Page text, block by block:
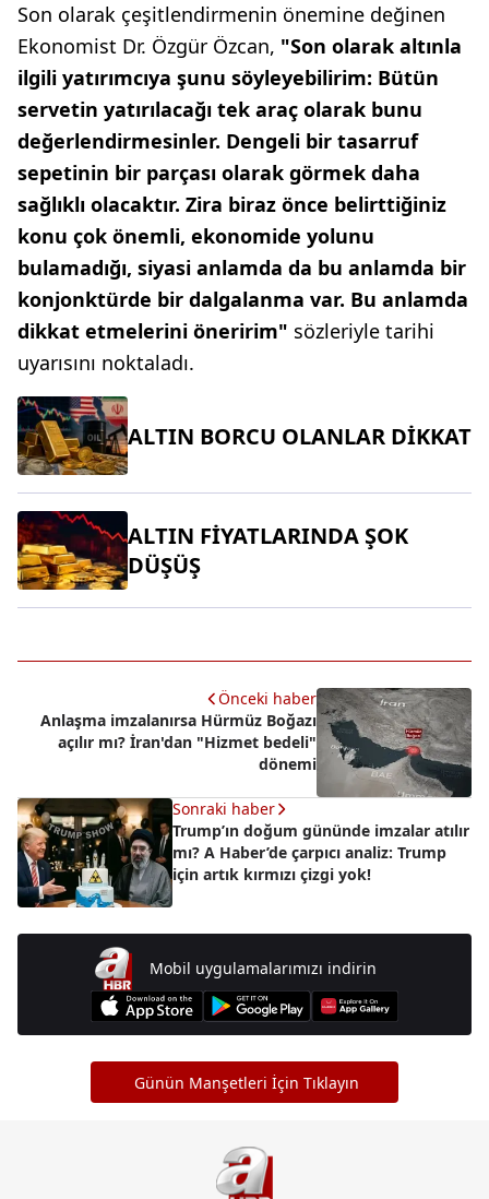
Son olarak çeşitlendirmenin önemine değinen
Ekonomist Dr. Özgür Özcan, "Son olarak altınla
ilgili yatırımcıya şunu söyleyebilirim: Bütün
servetin yatırılacağı tek araç olarak bunu
değerlendirmesinler. Dengeli bir tasarruf
sepetinin bir parçası olarak görmek daha
sağlıklı olacaktır. Zira biraz önce belirttiğiniz
konu çok önemli, ekonomide yolunu
bulamadığı, siyasi anlamda da bu anlamda bir
konjonktürde bir dalgalanma var. Bu anlamda
dikkat etmelerini öneririm" sözleriyle tarihi
uyarısını noktaladı.
ALTIN BORCU OLANLAR DİKKAT
ALTIN FİYATLARINDA ŞOK
DÜŞÜŞ
Önceki haber
Anlaşma imzalanırsa Hürmüz Boğazı
açılır mı? İran'dan "Hizmet bedeli"
dönemi
Sonraki haber
Trump’ın doğum gününde imzalar atılır
mı? A Haber’de çarpıcı analiz: Trump
için artık kırmızı çizgi yok!
Mobil uygulamalarımızı indirin
Günün Manşetleri İçin Tıklayın